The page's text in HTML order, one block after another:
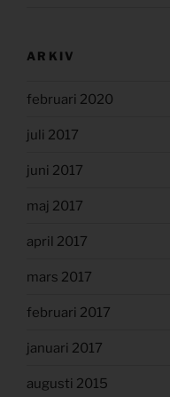
ARKIV
februari 2020
juli 2017
juni 2017
maj 2017
april 2017
mars 2017
februari 2017
januari 2017
augusti 2015